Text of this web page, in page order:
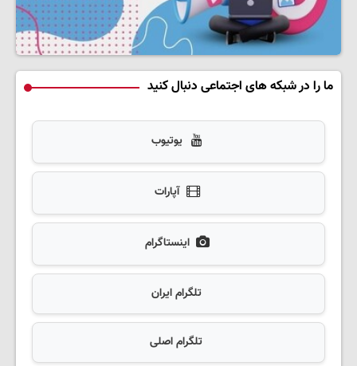
ما را در شبکه های اجتماعی دنبال کنید
یوتیوب
آپارات
اینستاگرام
تلگرام ایران
تلگرام اصلی